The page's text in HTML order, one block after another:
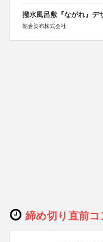
撥水風呂敷『ながれ』デ
朝倉染布株式会社
締め切り直前コ